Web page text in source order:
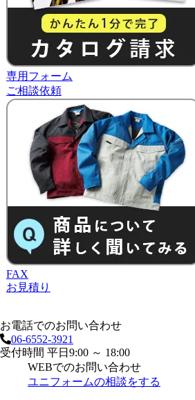
専用フォーム
ご相談依頼
FAX
お見積り
お電話でのお問い合わせ
06-6552-3921
受付時間 平日9:00 ～ 18:00
WEBでのお問い合わせ
ユニフォームの相談をする